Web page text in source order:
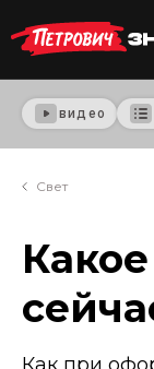
видео
Свет